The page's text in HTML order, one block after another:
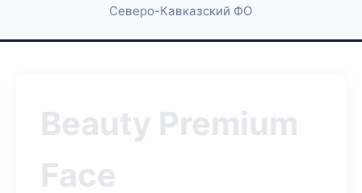
Северо-Кавказский ФО
Beauty Premium
Face